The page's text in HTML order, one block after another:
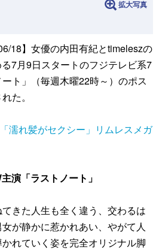
拡大写真
18】女優の内田有紀とtimeleszの
7月9日スタートのフジテレビ系7
ト」（毎週木曜22時～）のポス
た。
濡れ髪がセクシー」リムレスメガ
演「ラストノート」
きた人生も全く違う、交わるは
が静かに惹かれあい、やがて人
れていく姿を完全オリジナル脚